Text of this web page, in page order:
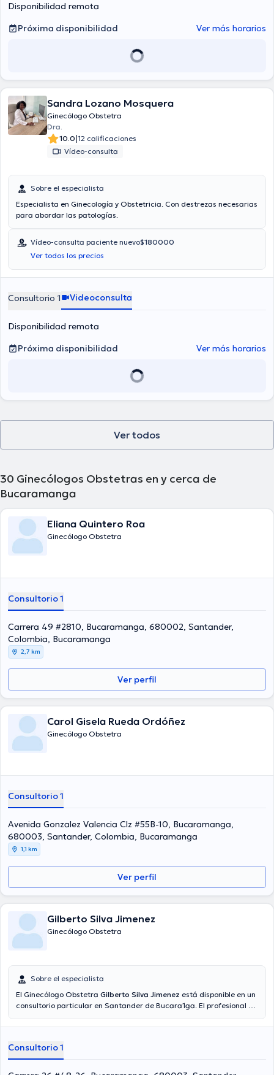
Disponibilidad remota
Próxima disponibilidad
Ver más horarios
Sandra Lozano Mosquera
Ginecólogo Obstetra
Dra.
10.0|12 calificaciones
Vídeo-consulta
Sobre el especialista
Especialista en Ginecología y Obstetricia. Con destrezas necesarias
para abordar las patologías.
Vídeo-consulta paciente nuevo$180000
Ver todos los precios
Consultorio 1 Videoconsulta
Disponibilidad remota
Próxima disponibilidad
Ver más horarios
Ver todos
30 Ginecólogos Obstetras en y cerca de
Bucaramanga
Eliana Quintero Roa
Ginecólogo Obstetra
Consultorio 1
Carrera 49 #2810, Bucaramanga, 680002, Santander,
Colombia, Bucaramanga
2,7 km
Ver perfil
Carol Gisela Rueda Ordóñez
Ginecólogo Obstetra
Consultorio 1
Avenida Gonzalez Valencia Clz #55B-10, Bucaramanga,
680003, Santander, Colombia, Bucaramanga
1,1 km
Ver perfil
Gilberto Silva Jimenez
Ginecólogo Obstetra
Sobre el especialista
El Ginecólogo Obstetra Gilberto Silva Jimenez está disponible en un
consultorio particular en Santander de Bucara1ga. El profesional de
Ginecologia Y Obstetricia Sociedad De Ginecologia De Argentina
años de experiencia en su área de especialidad. El profesional de la
salud tiene numerosos años de experiencia laboral en su área de
especialización. Adicionalmente, él se ha desempeñado como
Consultorio 1